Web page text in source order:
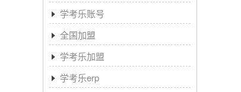
学考乐账号
全国加盟
学考乐加盟
学考乐erp